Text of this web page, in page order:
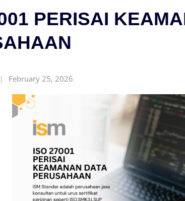
PERISAI
February 25, 2026